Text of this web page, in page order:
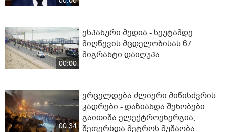
00:00
ესპანური მედია - სეუტამდე
მიღწევის მცდელობისას 67
მიგრანტი დაიღუპა
00:34
ვრცელდება ძლიერი მიწისძვრის
კადრები - დაზიანდა შენობები,
გაითიშა ელექტროენერგია,
შეფერხდა მეტროს მუშაობა,